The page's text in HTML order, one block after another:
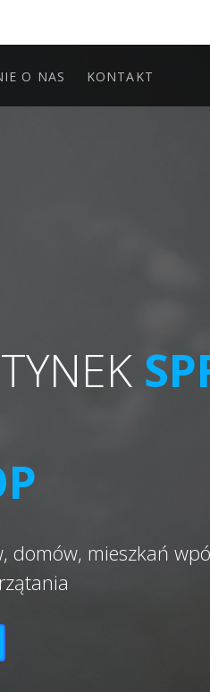
O NAS KONTAKT
mieszkań